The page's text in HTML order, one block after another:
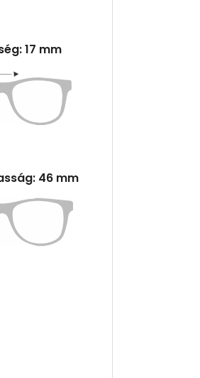
17 mm
46 mm